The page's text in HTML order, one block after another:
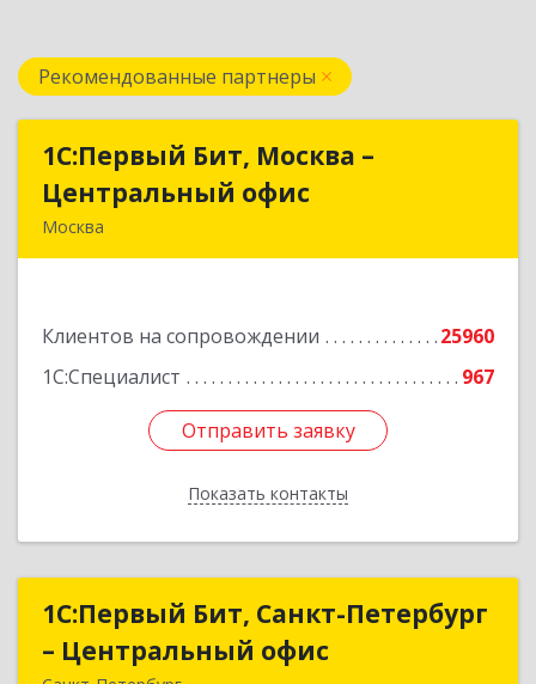
Рекомендованные партнеры
1С:Первый Бит, Москва –
Центральный офис
Москва
Клиентов на сопровождении
25960
1С:Специалист
967
Отправить заявку
Показать контакты
1С:Первый Бит, Москва –
Центральный офис
Отправить заявку
Назад
1С:Первый Бит, Санкт-Петербург
– Центральный офис
1С:Первый Бит, Санкт-Петербург
– Центральный офис